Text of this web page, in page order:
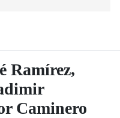
Ramírez,
Caminero